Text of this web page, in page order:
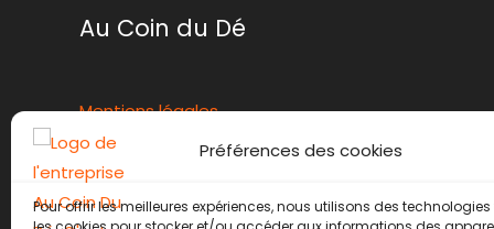
Préférences des cookies
Pour offrir les meilleures expériences, nous utilisons des
Au Coin du Dé
Mentions légales
Conditions générales de ventes
Politique de retour
Contact